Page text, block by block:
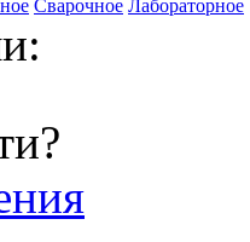
Сварочное Лабораторное